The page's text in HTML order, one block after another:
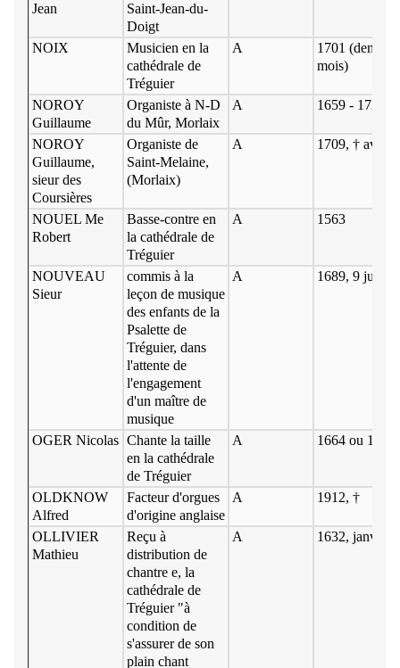
Jean
Saint-Jean-du-
Doigt
NOIX
Musicien en la
cathédrale de
Tréguier
A
1701
mois)
NOROY
Guillaume
Organiste à N-D
du Mûr, Morlaix
A 1659 - 1725
NOROY
Guillaume,
sieur des
Coursières
Organiste de
Saint-Melaine,
(Morlaix)
A 1709, † avril
NOUEL Me
Robert
Basse-contre en
la cathédrale de
Tréguier
A 1563
NOUVEAU
Sieur
commis à la
leçon de musique
des enfants de la
Psalette de
Tréguier, dans
l'attente de
l'engagement
d'un maître de
musique
A 1689, 9 juillet
OGER Nicolas Chante la taille
en la cathédrale
de Tréguier
A 1664 ou 1665
OLDKNOW
Alfred
Facteur d'orgues
d'origine anglaise
A 1912, †
OLLIVIER
Mathieu
Reçu à
distribution de
chantre e, la
cathédrale de
Tréguier "à
condition de
s'assurer de son
plain chant
A 1632, janvier